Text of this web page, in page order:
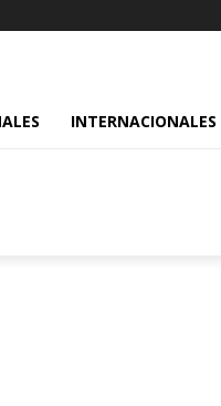
INTERNACIONALES